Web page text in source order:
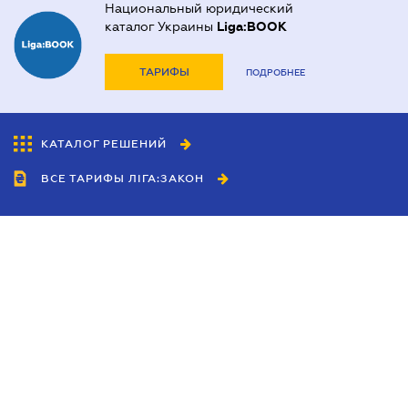
Национальный юридический
каталог Украины Liga:BOOK
ТАРИФЫ ПОДРОБНЕЕ
КАТАЛОГ РЕШЕНИЙ
ВСЕ ТАРИФЫ ЛІГА:ЗАКОН